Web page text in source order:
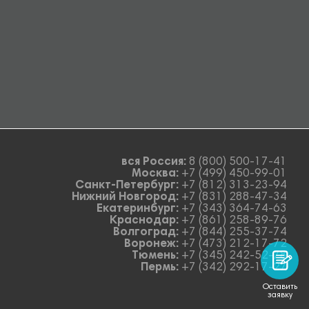
вся Россия: 8 (800) 500-17-41
Москва: +7 (499) 450-99-01
Санкт-Петербург: +7 (812) 313-23-94
Нижний Новгород: +7 (831) 288-47-34
Екатеринбург: +7 (343) 364-74-63
Краснодар: +7 (861) 258-89-76
Волгоград: +7 (844) 255-37-74
Воронеж: +7 (473) 212-17-72
Тюмень: +7 (345) 242-52-78
Пермь: +7 (342) 292-17-27
Оставить
заявку